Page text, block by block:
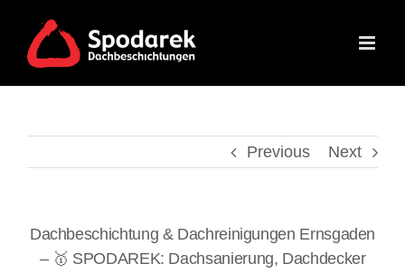
content
Previous Next
Dachbeschichtung & Dachreinigungen Ernsgaden
– 🥇 SPODAREK: Dachsanierung, Dachdecker